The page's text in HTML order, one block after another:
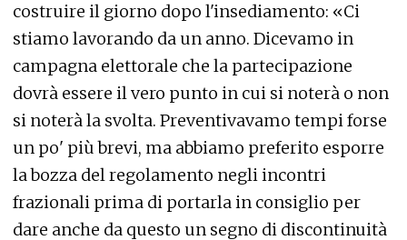
costruire il giorno dopo l'insediamento: «Ci
stiamo lavorando da un anno. Dicevamo in
campagna elettorale che la partecipazione
dovrà essere il vero punto in cui si noterà o non
si noterà la svolta. Preventivavamo tempi forse
un po' più brevi, ma abbiamo preferito esporre
la bozza del regolamento negli incontri
frazionali prima di portarla in consiglio per
dare anche da questo un segno di discontinuità